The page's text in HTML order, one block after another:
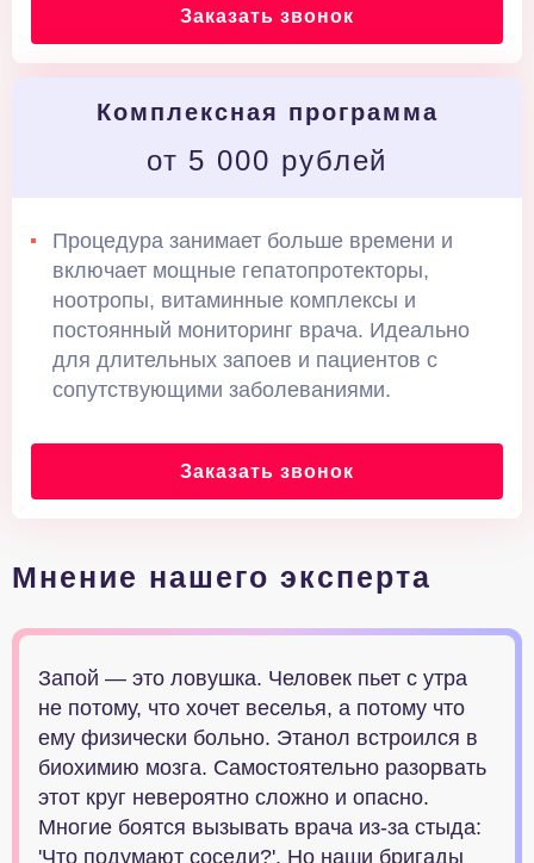
Заказать звонок
Комплексная программа
от 5 000 рублей
Процедура занимает больше времени и
включает мощные гепатопротекторы,
ноотропы, витаминные комплексы и
постоянный мониторинг врача. Идеально
для длительных запоев и пациентов с
сопутствующими заболеваниями.
Заказать звонок
Мнение нашего эксперта
Запой — это ловушка. Человек пьет с утра
не потому, что хочет веселья, а потому что
ему физически больно. Этанол встроился в
биохимию мозга. Самостоятельно разорвать
этот круг невероятно сложно и опасно.
Многие боятся вызывать врача из-за стыда:
'Что подумают соседи?'. Но наши бригады